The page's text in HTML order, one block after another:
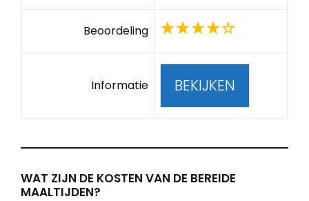
Beoordeling
Informatie BEKIJKEN
WAT ZIJN DE KOSTEN VAN DE BEREIDE
MAALTIJDEN?